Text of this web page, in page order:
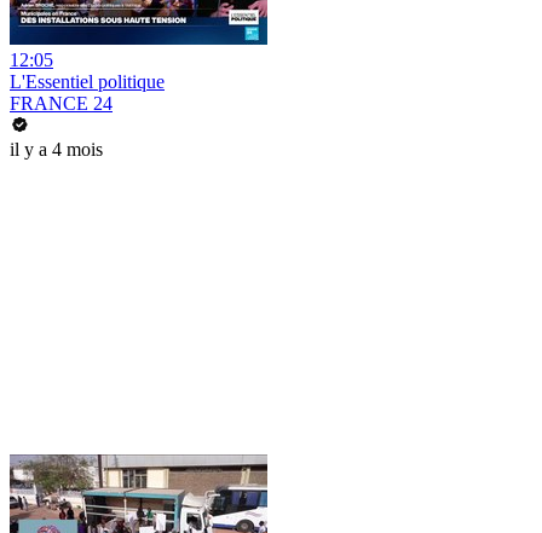
12:05
L'Essentiel politique
FRANCE 24
il y a 4 mois